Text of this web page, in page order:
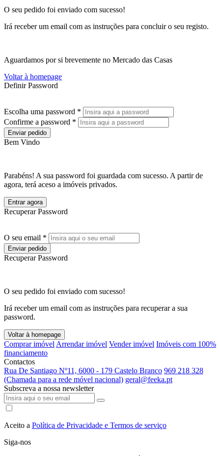
O seu pedido foi enviado com sucesso!
Irá receber um email com as instruções para concluir o seu registo.
Aguardamos por si brevemente no Mercado das Casas
Voltar à homepage
Definir Password
Escolha uma password *
Confirme a password *
Enviar pedido
Bem Vindo
Parabéns! A sua password foi guardada com sucesso. A partir de
agora, terá aceso a imóveis privados.
Entrar agora
Recuperar Password
O seu email *
Enviar pedido
Recuperar Password
O seu pedido foi enviado com sucesso!
Irá receber um email com as instruções para recuperar a sua
password.
Voltar à homepage
Comprar imóvel Arrendar imóvel Vender imóvel Imóveis com 100%
financiamento
Contactos
Rua De Santiago Nº11, 6000 - 179 Castelo Branco 969 218 328
(Chamada para a rede móvel nacional) geral@feeka.pt
Subscreva a nossa newsletter
Aceito a Política de Privacidade e Termos de serviço
Siga-nos